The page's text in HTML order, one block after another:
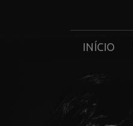
INÍCIO